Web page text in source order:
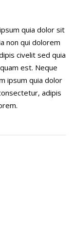
quia dolor sit
non qui dolorem
civelit sed quia
est. Neque
ipsum quia dolor
adipis